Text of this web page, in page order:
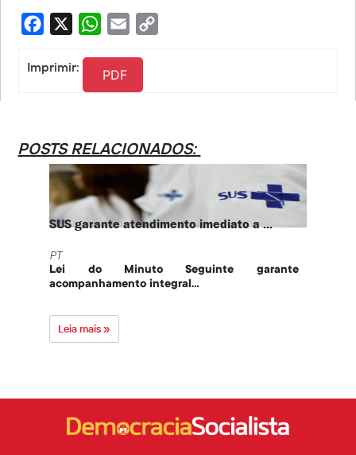
Facebook WhatsApp
Email
Imprimir: PDF
POSTS RELACIONADOS:
SUS garante atendimento imediato a ...
PT
Lei do Minuto Seguinte garante
acompanhamento integral...
Leia mais »